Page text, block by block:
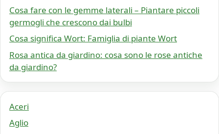
Cosa fare con le gemme laterali – Piantare piccoli
germogli che crescono dai bulbi
Cosa significa Wort: Famiglia di piante Wort
Rosa antica da giardino: cosa sono le rose antiche
da giardino?
Aceri
Aglio